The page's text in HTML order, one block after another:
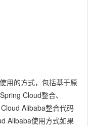
用的方式，包括基于原
Cloud整合、
Alibaba整合代码
Alibaba使用方式如果